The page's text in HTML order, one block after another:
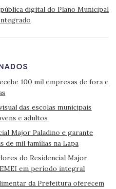
digital do Plano Municipal
100 mil empresas de fora e
das escolas municipais
e adultos
Major Paladino e garante
de mil famílias na Lapa
do Residencial Major
em período integral
da Prefeitura oferecem